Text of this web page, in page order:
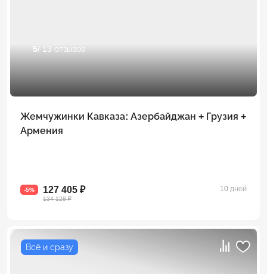
5/ 13 отзывов
Жемчужинки Кавказа: Азербайджан + Грузия +
Армения
-5% 127 405 ₽
134 128 ₽
10 дней
Всё и сразу